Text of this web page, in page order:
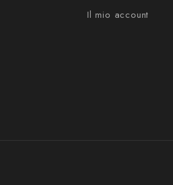
Il mio account